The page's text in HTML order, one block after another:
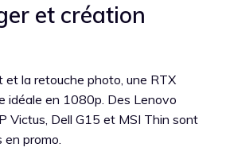
et création
et la retouche photo, une RTX
idéale en 1080p. Des Lenovo
Victus, Dell G15 et MSI Thin sont
en promo.